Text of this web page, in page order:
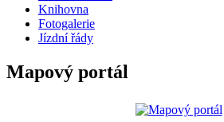
Knihovna
Fotogalerie
Jízdní řády
Mapový portál